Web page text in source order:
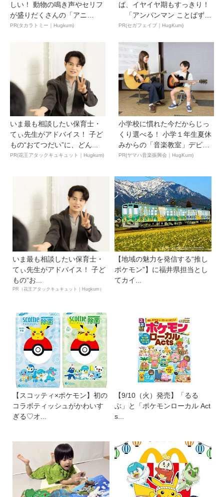
しい！ 動物の鳴き声やセリフ
が盛りだくさんの「アニ
ア ...
PR(タカラトミー｜Hugkum)
ば、イヤイヤ期もすっきり！
「アンパンマン ことばずか
ん...
PR(セガフェイブ｜HugKum)
いま最も相談したい保育士・
てぃ先生がアドバイス！ 子ど
もの“おてつだい”に、どん...
PR(花王アタックキュキュット｜Hugkum)
小学校に慣れた今だからじっ
くり選べる！ 小学１年生夏休
みからの「音楽教室」デビ
ュ...
PR(ヤマハ音楽振興会｜HugKum)
いま最も相談したい保育士・
てぃ先生がアドバイス！ 子ど
もの“お...
PR（花王アタックキュキュット｜Hugkum）
【地域の魅力を発信する“推し
ポケモン”】に福井県担当とし
てカイ...
【スコッティ×ポケモン】初の
コラボティッシュがかわいす
ぎる♡オ...
【9/10（火）発売】「るる
ぶ」と「ポケモンローカル Act
s...